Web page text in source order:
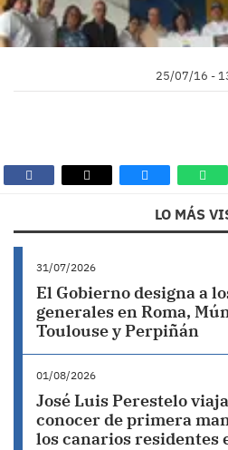
25/07/16 -
LO MÁS
31/07/2026
El Gobierno designa a
generales en Roma,
Toulouse y Perpiñán
01/08/2026
José Luis Perestelo
conocer de primera
los canarios residentes